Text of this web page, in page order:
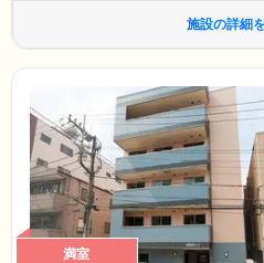
施設の詳細
満室